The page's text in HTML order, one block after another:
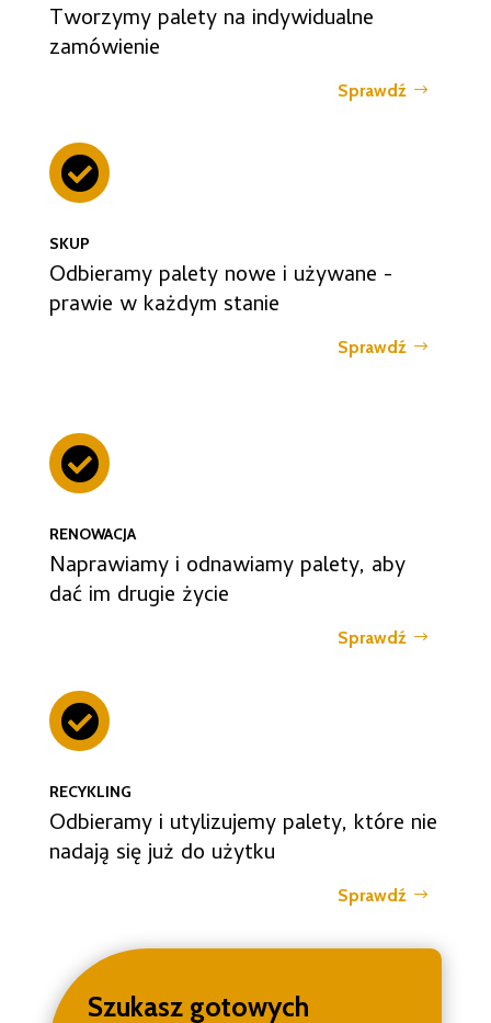
Tworzymy palety na indywidualne
zamówienie
Sprawdź

SKUP
Odbieramy palety nowe i używane -
prawie w każdym stanie
Sprawdź

RENOWACJA
Naprawiamy i odnawiamy palety, aby
dać im drugie życie
Sprawdź

RECYKLING
Odbieramy i utylizujemy palety, które nie
nadają się już do użytku
Sprawdź
Szukasz gotowych